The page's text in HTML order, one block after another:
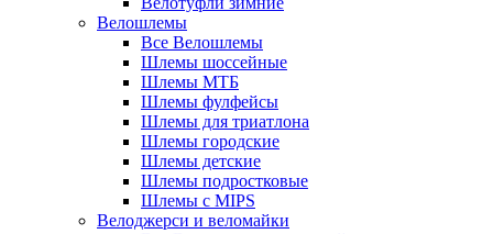
Велошлемы
Все Велошлемы
Шлемы шоссейные
Шлемы МТБ
Шлемы фулфейсы
Шлемы для триатлона
Шлемы городские
Шлемы детские
Шлемы подростковые
Шлемы с MIPS
Велоджерси и веломайки